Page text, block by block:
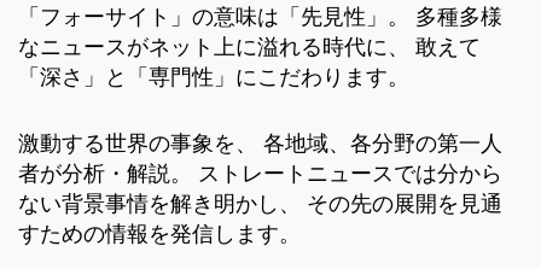
「フォーサイト」の意味は「先見性」。 多種多様
なニュースがネット上に溢れる時代に、 敢えて
「深さ」と「専門性」にこだわります。
激動する世界の事象を、 各地域、各分野の第一人
者が分析・解説。 ストレートニュースでは分から
ない背景事情を解き明かし、 その先の展開を見通
すための情報を発信します。